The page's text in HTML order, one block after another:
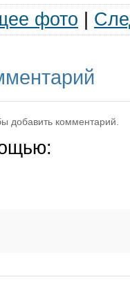
фото
добавить комментарий.